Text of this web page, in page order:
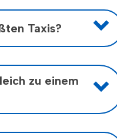
Taxis?
zu einem